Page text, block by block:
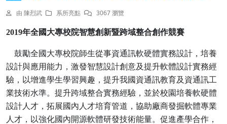
由 陳烈武 系所亮點 3067 瀏覽
2019年全國大專校院智慧創新暨跨域整合創作競賽
鼓勵全國大專校院師生從事資通訊軟硬體實務設計，培養
設計與應用能力，激發智慧設計創意及提升軟體設計實務經
驗，以增進學生學習興趣，提升我國資通訊教育及資通訊工
業技術水準。提升跨域整合實務經驗，並於校園培養軟硬體
設計人才，拓展國內人才培育管道，協助廠商發掘軟體專業
人才，以強化國內開源軟體研發技術能量。促進產學合作，